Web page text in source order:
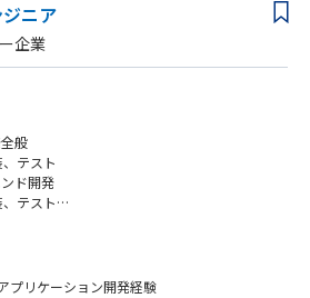
ニア
企業
般
テスト
ド開発
テスト
プリケーション開発経験